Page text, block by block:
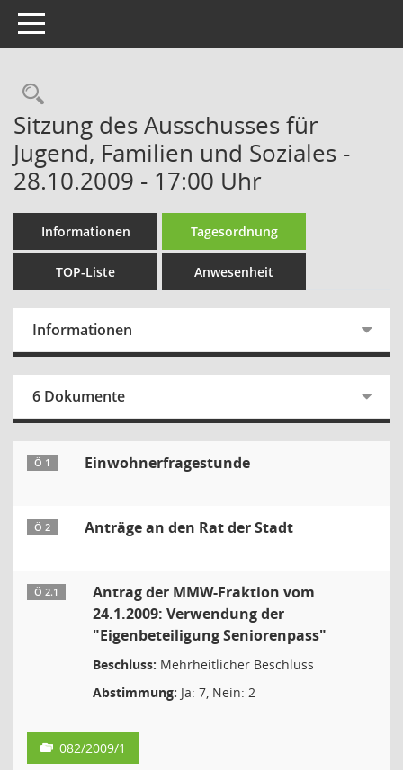
Toggle navigation
Rechercheauswahl
Sitzung des Ausschusses für
Jugend, Familien und Soziales -
28.10.2009 - 17:00 Uhr
Informationen Tagesordnung
TOP-Liste Anwesenheit
Informationen
6 Dokumente
Ö 1 Einwohnerfragestunde
Ö 2 Anträge an den Rat der Stadt
Ö 2.1
Antrag der MMW-Fraktion vom
24.1.2009: Verwendung der
"Eigenbeteiligung Seniorenpass"
Beschluss: Mehrheitlicher Beschluss
Abstimmung: Ja: 7, Nein: 2
082/2009/1